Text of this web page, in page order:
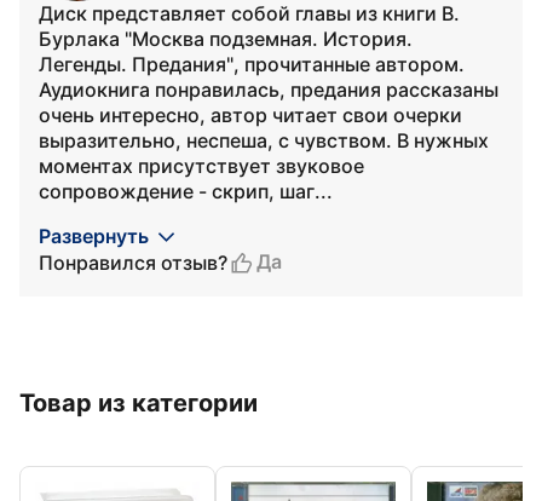
Диск представляет собой главы из книги В.
Бурлака "Москва подземная. История.
Легенды. Предания", прочитанные автором.
Аудиокнига понравилась, предания рассказаны
очень интересно, автор читает свои очерки
выразительно, неспеша, с чувством. В нужных
моментах присутствует звуковое
сопровождение - скрип, шаг...
Развернуть
Понравился отзыв?
Да
Товар из категории